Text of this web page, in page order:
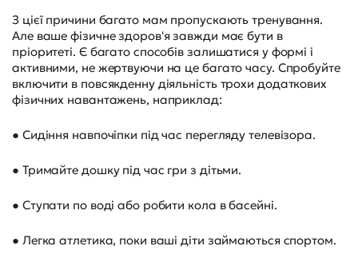
З цієї причини багато мам пропускають тренування.
Але ваше фізичне здоров'я завжди має бути в
пріоритеті. Є багато способів залишатися у формі і
активними, не жертвуючи на це багато часу. Спробуйте
включити в повсякденну діяльність трохи додаткових
фізичних навантажень, наприклад:
● Сидіння навпочіпки під час перегляду телевізора.
● Тримайте дошку під час гри з дітьми.
● Ступати по воді або робити кола в басейні.
● Легка атлетика, поки ваші діти займаються спортом.